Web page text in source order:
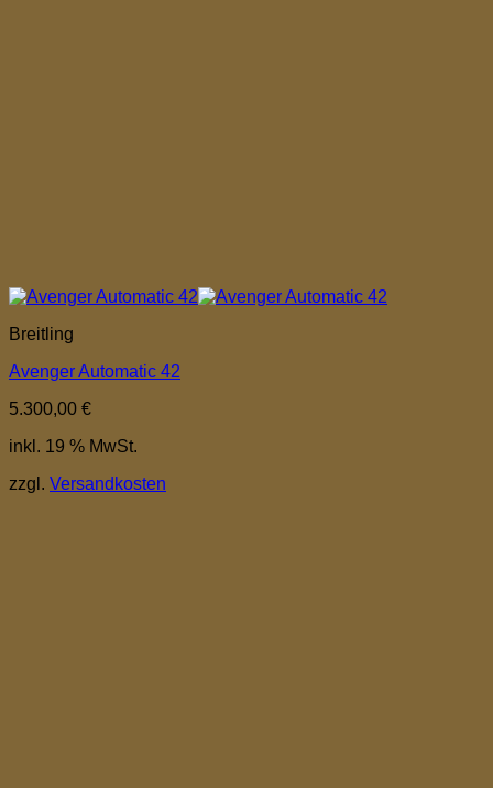
Breitling
Avenger Automatic 42
5.300,00 €
inkl. 19 % MwSt.
zzgl. Versandkosten